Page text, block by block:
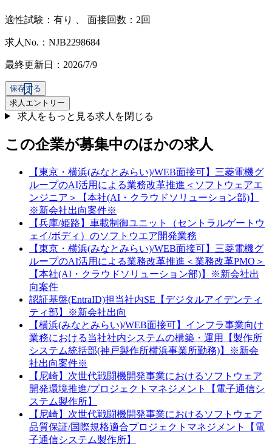
適性試験： 有り 面接回数：2回
求人No.：NJB2298684
最終更新日：2026/7/9
保存する
求人エントリー
求人をもっと見る求人を閉じる
この企業が募集中のほかの求人
【東京・横浜(みなとみらい)/WEB面接可】三菱電機グ
ループのAI活用による業務改革推進＜ソフトウェアエ
ンジニア＞【本社(AI・クラウドソリューション部)】
※新会社出向案件※
【兵庫/姫路】車載制御ユニット（セントラルゲートウ
ェイ/ボディ）のソフトウエア開発業務
【東京・横浜(みなとみらい)/WEB面接可】三菱電機グ
ループのAI活用による業務改革推進＜業務改革PMO＞
【本社(AI・クラウドソリューション部)】※新会社出
向案件
認証基盤(EntraID)担当社内SE【デジタルアイデンティ
ティ部】※新会社出向
【横浜(みなとみらい)/WEB面接可】インフラ事業向け
業務における当社社内システムの構築・運用【製作所
システム統括部(神戸製作所横浜事業所勤務)】※新会
社出向案件※
【尼崎】次世代戦闘機開発事業におけるソフトウェア
開発環境推進/プロジェクトマネジメント【電子通信シ
ステム製作所】
【尼崎】次世代戦闘機開発事業におけるソフトウェア
品質保証/国際規格適合プロジェクトマネジメント【電
子通信システム製作所】